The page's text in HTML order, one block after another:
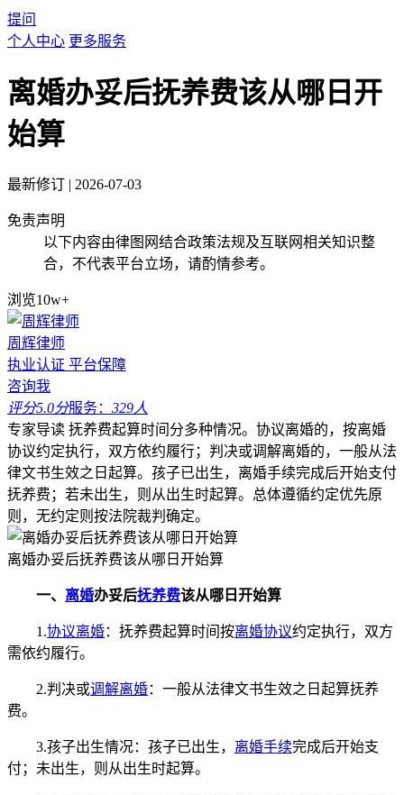
提问
个人中心 更多服务
离婚办妥后抚养费该从哪日开
始算
最新修订 | 2026-07-03
免责声明
以下内容由律图网结合政策法规及互联网相关知识整
合，不代表平台立场，请酌情参考。
浏览10w+
周辉律师
执业认证 平台保障
咨询我
评分5.0分服务： 329人
专家导读 抚养费起算时间分多种情况。协议离婚的，按离婚
协议约定执行，双方依约履行；判决或调解离婚的，一般从法
律文书生效之日起算。孩子已出生，离婚手续完成后开始支付
抚养费；若未出生，则从出生时起算。总体遵循约定优先原
则，无约定则按法院裁判确定。
离婚办妥后抚养费该从哪日开始算
一、 离婚办妥后抚养费该从哪日开始算
1.协议离婚：抚养费起算时间按离婚协议约定执行，双方
需依约履行。
2.判决或调解离婚：一般从法律文书生效之日起算抚养
费。
3.孩子出生情况：孩子已出生， 离婚手续完成后开始支
付；未出生，则从出生时起算。